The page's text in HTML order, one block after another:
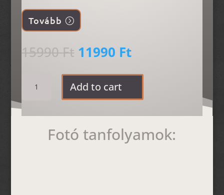
Tovább
15990Ft Original
price
was:
15990 Ft.
11990 FtCurrent
price
is:
Kezdő
Fotó
Add to cart
Fotó tanfolyamok: